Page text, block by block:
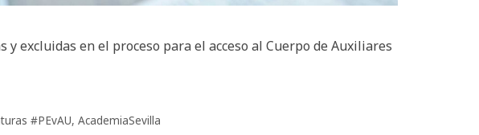
excluidas en el proceso para el acceso al Cuerpo de Auxiliares
#PEvAU,AcademiaSevilla